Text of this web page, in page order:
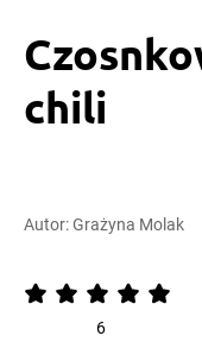
chili
Autor:Grażyna Molak
6